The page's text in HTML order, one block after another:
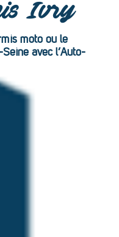
Ivry
moto ou le
avec l’Auto-